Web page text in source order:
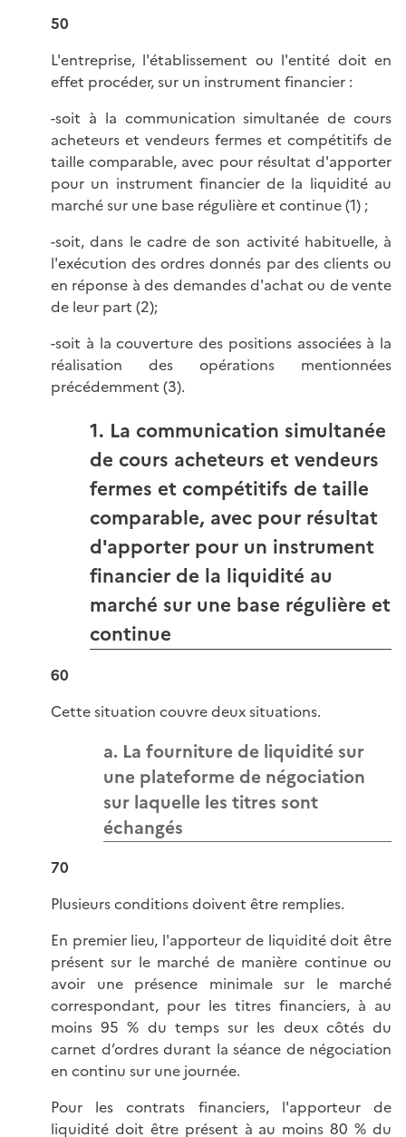
50
L'entreprise, l'établissement ou l'entité doit en
effet procéder, sur un instrument financier :
-soit à la communication simultanée de cours
acheteurs et vendeurs fermes et compétitifs de
taille comparable, avec pour résultat d'apporter
pour un instrument financier de la liquidité au
marché sur une base régulière et continue (1) ;
-soit, dans le cadre de son activité habituelle, à
l'exécution des ordres donnés par des clients ou
en réponse à des demandes d'achat ou de vente
de leur part (2);
-soit à la couverture des positions associées à la
réalisation des opérations mentionnées
précédemment (3).
1. La communication simultanée
de cours acheteurs et vendeurs
fermes et compétitifs de taille
comparable, avec pour résultat
d'apporter pour un instrument
financier de la liquidité au
marché sur une base régulière et
continue
60
Cette situation couvre deux situations.
a. La fourniture de liquidité sur
une plateforme de négociation
sur laquelle les titres sont
échangés
70
Plusieurs conditions doivent être remplies.
En premier lieu, l'apporteur de liquidité doit être
présent sur le marché de manière continue ou
avoir une présence minimale sur le marché
correspondant, pour les titres financiers, à au
moins 95 % du temps sur les deux côtés du
carnet d’ordres durant la séance de négociation
en continu sur une journée.
Pour les contrats financiers, l'apporteur de
liquidité doit être présent à au moins 80 % du